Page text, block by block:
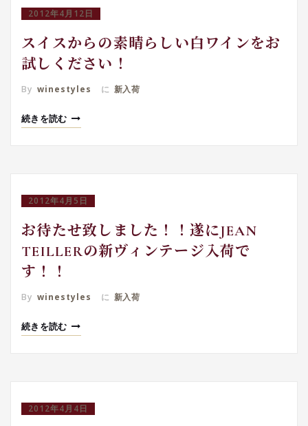
2012年4月12日
スイスからの素晴らしい白ワインをお
試しください！
By winestyles に 新入荷
続きを読む
2012年4月5日
お待たせ致しました！！遂にJEAN
TEILLERの新ヴィンテージ入荷で
す！！
By winestyles に 新入荷
続きを読む
2012年4月4日